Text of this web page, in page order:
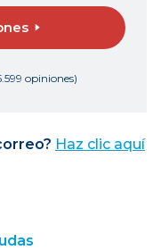
opiniones)
Haz clic aquí